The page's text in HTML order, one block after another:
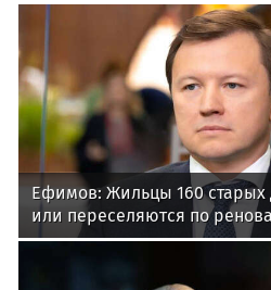
Ефимов: Жильцы 160 старых
или переселяются по